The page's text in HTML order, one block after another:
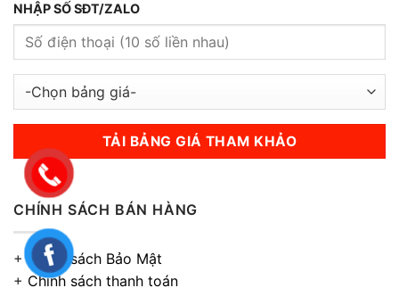
NHẬP SỐ SĐT/ZALO
CHÍNH SÁCH BÁN HÀNG
+ Chính sách Bảo Mật
+ Chính sách thanh toán